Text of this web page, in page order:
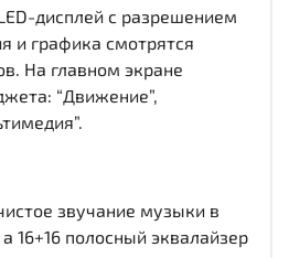
дисплей c разрешением
и графика смотрятся
На главном экране
“Движение”,
звучание музыки в
16+16 полосный эквалайзер